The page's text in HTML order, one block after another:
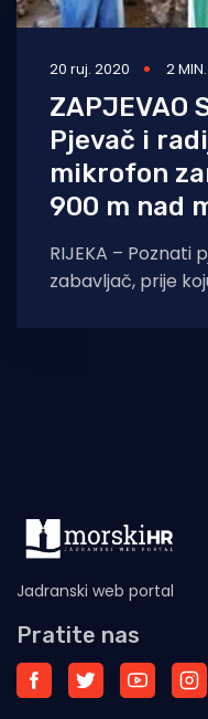
20 ruj. 2020 2
ZAPJEVAO
Pjevač i
mikrofon
900 m nad
RIJEKA – Poznati
zabavljač, prije
Jadranski web portal
Pratite nas